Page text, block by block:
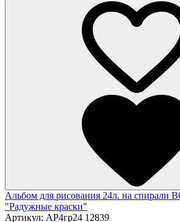
Альбом для рисования 24л. на спирали
"Радужные краски"
Артикул: АР4гр24 12839